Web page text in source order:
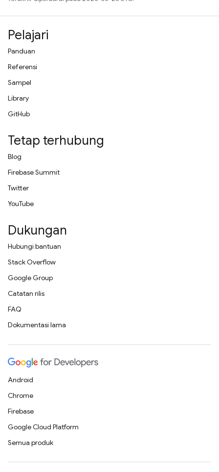
Pelajari
Panduan
Referensi
Sampel
Library
GitHub
Tetap terhubung
Blog
Firebase Summit
Twitter
YouTube
Dukungan
Hubungi bantuan
Stack Overflow
Google Group
Catatan rilis
FAQ
Dokumentasi lama
Android
Chrome
Firebase
Google Cloud Platform
Semua produk